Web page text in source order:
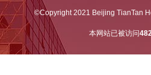
©Copyright 2021 Beijing TianTan
本网站已被访问